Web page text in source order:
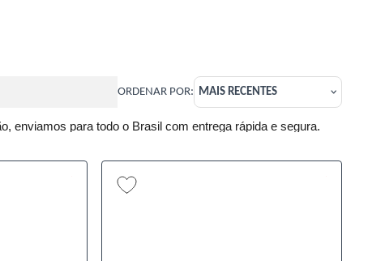
ORDENAR POR: MAIS RECENTES
enviamos para todo o Brasil com entrega rápida e segura.